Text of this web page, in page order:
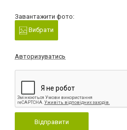
Завантажити фото:
Вибрати
Авторизуватись
Відправити